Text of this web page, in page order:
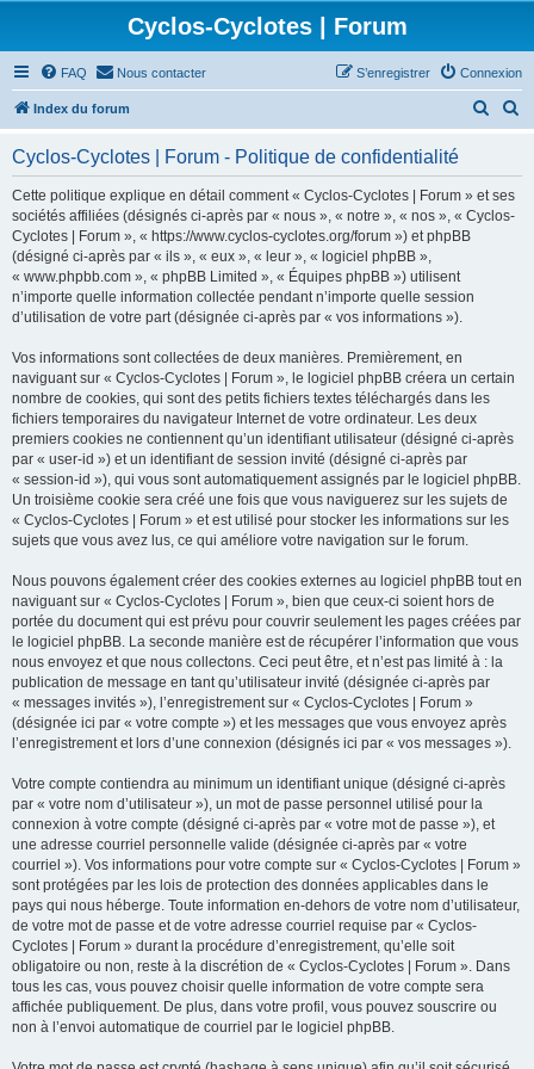
Cyclos-Cyclotes | Forum
FAQ Nous contacter Connexion
S’enregistrer
Index du forum
h
e
Cyclos-Cyclotes | Forum - Politique de confidentialité
Cette politique explique en détail comment « Cyclos-Cyclotes | Forum » et ses
sociétés affiliées (désignés ci-après par « nous », « notre », « nos », « Cyclos-
Cyclotes | Forum », « https://www.cyclos-cyclotes.org/forum ») et phpBB
(désigné ci-après par « ils », « eux », « leur », « logiciel phpBB »,
« www.phpbb.com », « phpBB Limited », « Équipes phpBB ») utilisent
n’importe quelle information collectée pendant n’importe quelle session
d’utilisation de votre part (désignée ci-après par « vos informations »).
Vos informations sont collectées de deux manières. Premièrement, en
naviguant sur « Cyclos-Cyclotes | Forum », le logiciel phpBB créera un certain
nombre de cookies, qui sont des petits fichiers textes téléchargés dans les
fichiers temporaires du navigateur Internet de votre ordinateur. Les deux
premiers cookies ne contiennent qu’un identifiant utilisateur (désigné ci-après
par « user-id ») et un identifiant de session invité (désigné ci-après par
« session-id »), qui vous sont automatiquement assignés par le logiciel phpBB.
Un troisième cookie sera créé une fois que vous naviguerez sur les sujets de
« Cyclos-Cyclotes | Forum » et est utilisé pour stocker les informations sur les
sujets que vous avez lus, ce qui améliore votre navigation sur le forum.
Nous pouvons également créer des cookies externes au logiciel phpBB tout en
naviguant sur « Cyclos-Cyclotes | Forum », bien que ceux-ci soient hors de
portée du document qui est prévu pour couvrir seulement les pages créées par
le logiciel phpBB. La seconde manière est de récupérer l’information que vous
nous envoyez et que nous collectons. Ceci peut être, et n’est pas limité à : la
publication de message en tant qu’utilisateur invité (désignée ci-après par
« messages invités »), l’enregistrement sur « Cyclos-Cyclotes | Forum »
(désignée ici par « votre compte ») et les messages que vous envoyez après
l’enregistrement et lors d’une connexion (désignés ici par « vos messages »).
Votre compte contiendra au minimum un identifiant unique (désigné ci-après
par « votre nom d’utilisateur »), un mot de passe personnel utilisé pour la
connexion à votre compte (désigné ci-après par « votre mot de passe »), et
une adresse courriel personnelle valide (désignée ci-après par « votre
courriel »). Vos informations pour votre compte sur « Cyclos-Cyclotes | Forum »
sont protégées par les lois de protection des données applicables dans le
pays qui nous héberge. Toute information en-dehors de votre nom d’utilisateur,
de votre mot de passe et de votre adresse courriel requise par « Cyclos-
Cyclotes | Forum » durant la procédure d’enregistrement, qu’elle soit
obligatoire ou non, reste à la discrétion de « Cyclos-Cyclotes | Forum ». Dans
tous les cas, vous pouvez choisir quelle information de votre compte sera
affichée publiquement. De plus, dans votre profil, vous pouvez souscrire ou
non à l’envoi automatique de courriel par le logiciel phpBB.